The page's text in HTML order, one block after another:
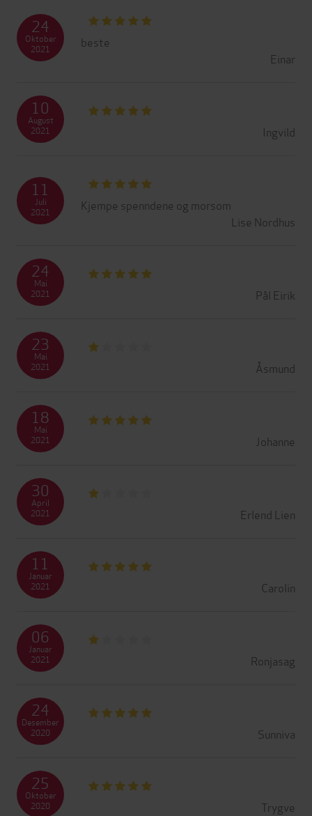
beste
Einar
24
Oktober
2021
Ingvild
10
August
2021
Kjempe spenndene og morsom
Lise Nordhus
11
Juli
2021
Pål Eirik
24
Mai
2021
Åsmund
23
Mai
2021
Johanne
18
Mai
2021
Erlend Lien
30
April
2021
Carolin
11
Januar
2021
Ronjasag
06
Januar
2021
Sunniva
24
Desember
2020
Trygve
25
Oktober
2020